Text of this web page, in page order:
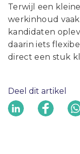
Terwijl een
werkinhoud
kandidaten
daarin iets
direct een stuk
Deel dit artikel